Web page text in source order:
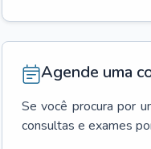
Agende uma
Se você procura por
consultas e exames